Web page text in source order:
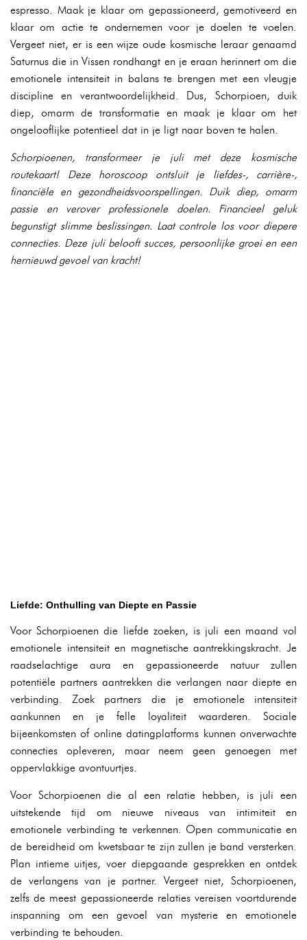
espresso. Maak je klaar om gepassioneerd, gemotiveerd en
klaar om actie te ondernemen voor je doelen te voelen.
Vergeet niet, er is een wijze oude kosmische leraar genaamd
Saturnus die in Vissen rondhangt en je eraan herinnert om die
emotionele intensiteit in balans te brengen met een vleugje
discipline en verantwoordelijkheid. Dus, Schorpioen, duik
diep, omarm de transformatie en maak je klaar om het
ongelooflijke potentieel dat in je ligt naar boven te halen.
Schorpioenen, transformeer je juli met deze kosmische
routekaart! Deze horoscoop ontsluit je liefdes-, carrière-,
financiële en gezondheidsvoorspellingen. Duik diep, omarm
passie en verover professionele doelen. Financieel geluk
begunstigt slimme beslissingen. Laat controle los voor diepere
connecties. Deze juli belooft succes, persoonlijke groei en een
hernieuwd gevoel van kracht!
Liefde: Onthulling van Diepte en Passie
Voor Schorpioenen die liefde zoeken, is juli een maand vol
emotionele intensiteit en magnetische aantrekkingskracht. Je
raadselachtige aura en gepassioneerde natuur zullen
potentiële partners aantrekken die verlangen naar diepte en
verbinding. Zoek partners die je emotionele intensiteit
aankunnen en je felle loyaliteit waarderen. Sociale
bijeenkomsten of online datingplatforms kunnen onverwachte
connecties opleveren, maar neem geen genoegen met
oppervlakkige avontuurtjes.
Voor Schorpioenen die al een relatie hebben, is juli een
uitstekende tijd om nieuwe niveaus van intimiteit en
emotionele verbinding te verkennen. Open communicatie en
de bereidheid om kwetsbaar te zijn zullen je band versterken.
Plan intieme uitjes, voer diepgaande gesprekken en ontdek
de verlangens van je partner. Vergeet niet, Schorpioenen,
zelfs de meest gepassioneerde relaties vereisen voortdurende
inspanning om een gevoel van mysterie en emotionele
verbinding te behouden.